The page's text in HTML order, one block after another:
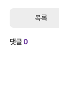
목록
댓글0